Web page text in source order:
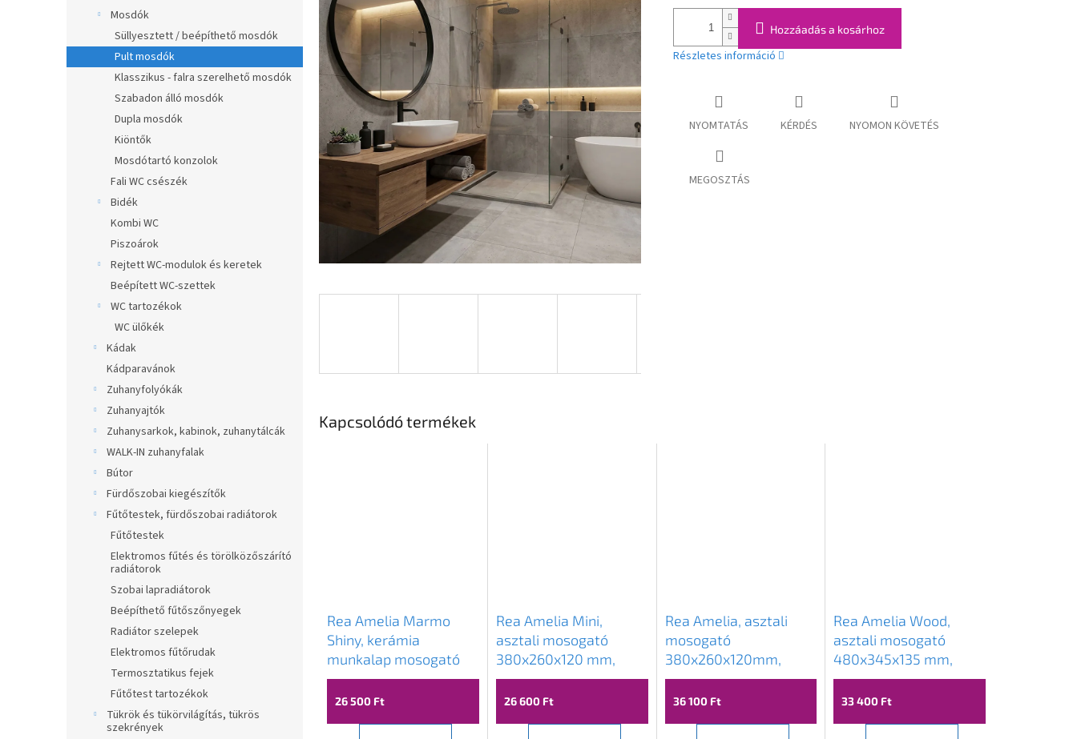
e
l
Mosdók
Süllyesztett / beépíthető mosdók
Pult mosdók
Klasszikus - falra szerelhető mosdók
Szabadon álló mosdók
Dupla mosdók
Kiöntők
Mosdótartó konzolok
Fali WC csészék
Bidék
Kombi WC
Piszoárok
Rejtett WC-modulok és keretek
Beépített WC-szettek
WC tartozékok
WC ülőkék
Kádak
Kádparavánok
Zuhanyfolyókák
Zuhanyajtók
Zuhanysarkok, kabinok, zuhanytálcák
WALK-IN zuhanyfalak
Bútor
Fürdőszobai kiegészítők
Fűtőtestek, fürdőszobai radiátorok
Fűtőtestek
Elektromos fűtés és törölközőszárító
radiátorok
Szobai lapradiátorok
Beépíthető fűtőszőnyegek
Radiátor szelepek
Elektromos fűtőrudak
Termosztatikus fejek
Fűtőtest tartozékok
Tükrök és tükörvilágítás, tükrös
szekrények
0,0
csillag.
Hozzáadás a kosárhoz
Részletes információ
NYOMTATÁS KÉRDÉS NYOMON KÖVETÉS
MEGOSZTÁS
Kapcsolódó termékek
Rea Amelia Marmo
Shiny, kerámia
munkalap mosogató
480x345x135 mm,
kőutánzat, REA-U8001
26 500 Ft
Rea Amelia Mini,
asztali mosogató
380x260x120 mm,
fehér fényes, REA-
U3322
26 600 Ft
Rea Amelia, asztali
mosogató
380x260x120mm,
Fényes Ajax kőutánzat,
REA-U9107
36 100 Ft
Rea Amelia Wood,
asztali mosogató
480x345x135 mm,
fautánzat-matt barna,
REA-U5060
33 400 Ft